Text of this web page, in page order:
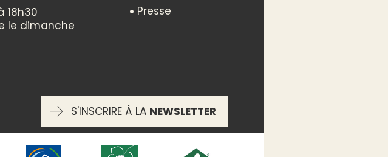
18h30
le dimanche
Presse
S'INSCRIRE À LA NEWSLETTER